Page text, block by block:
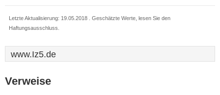
Letzte Aktualisierung: 19.05.2018 . Geschätzte Werte, lesen Sie den
Haftungsausschluss.
www.Iz5.de
Verweise